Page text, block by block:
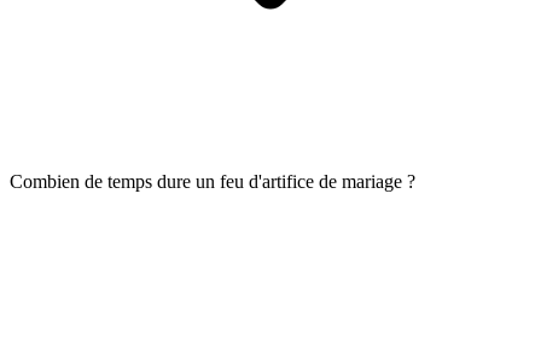
Combien de temps dure un feu d'artifice de mariage ?